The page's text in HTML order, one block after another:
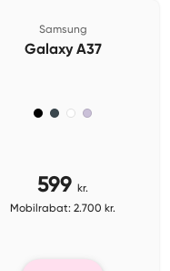
Samsung
Galaxy A37
599 kr.
Mobilrabat: 2.700 kr.